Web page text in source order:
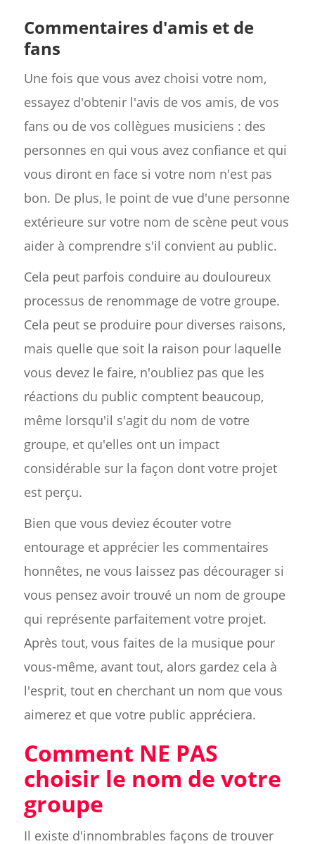
Commentaires d'amis et de
fans
Une fois que vous avez choisi votre nom,
essayez d'obtenir l'avis de vos amis, de vos
fans ou de vos collègues musiciens : des
personnes en qui vous avez confiance et qui
vous diront en face si votre nom n'est pas
bon. De plus, le point de vue d'une personne
extérieure sur votre nom de scène peut vous
aider à comprendre s'il convient au public.
Cela peut parfois conduire au douloureux
processus de renommage de votre groupe.
Cela peut se produire pour diverses raisons,
mais quelle que soit la raison pour laquelle
vous devez le faire, n'oubliez pas que les
réactions du public comptent beaucoup,
même lorsqu'il s'agit du nom de votre
groupe, et qu'elles ont un impact
considérable sur la façon dont votre projet
est perçu.
Bien que vous deviez écouter votre
entourage et apprécier les commentaires
honnêtes, ne vous laissez pas décourager si
vous pensez avoir trouvé un nom de groupe
qui représente parfaitement votre projet.
Après tout, vous faites de la musique pour
vous-même, avant tout, alors gardez cela à
l'esprit, tout en cherchant un nom que vous
aimerez et que votre public appréciera.
Comment NE PAS
choisir le nom de votre
groupe
Il existe d'innombrables façons de trouver